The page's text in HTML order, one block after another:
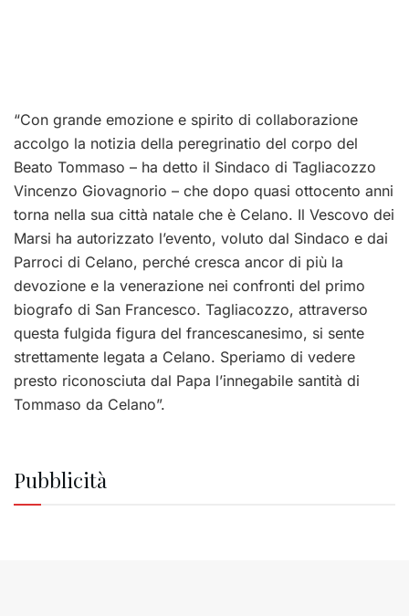
“Con grande emozione e spirito di collaborazione
accolgo la notizia della peregrinatio del corpo del
Beato Tommaso – ha detto il Sindaco di Tagliacozzo
Vincenzo Giovagnorio – che dopo quasi ottocento anni
torna nella sua città natale che è Celano. Il Vescovo dei
Marsi ha autorizzato l’evento, voluto dal Sindaco e dai
Parroci di Celano, perché cresca ancor di più la
devozione e la venerazione nei confronti del primo
biografo di San Francesco. Tagliacozzo, attraverso
questa fulgida figura del francescanesimo, si sente
strettamente legata a Celano. Speriamo di vedere
presto riconosciuta dal Papa l’innegabile santità di
Tommaso da Celano”.
Pubblicità